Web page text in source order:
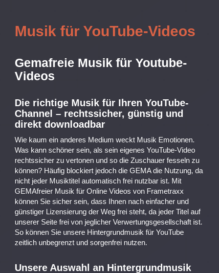
Musik für YouTube-Videos
Gemafreie Musik für Youtube-
Videos
Die richtige Musik für Ihren YouTube-
Channel – rechtssicher, günstig und
direkt downloadbar
Wie kaum ein anderes Medium weckt Musik Emotionen.
Was kann schöner sein, als sein eigenes YouTube-Video
rechtssicher zu vertonen und so die Zuschauer fesseln zu
können? Häufig blockiert jedoch die GEMA die Nutzung, da
nicht jeder Musiktitel automatisch frei nutzbar ist. Mit
GEMAfreier Musik für Online Videos von Frametraxx
können Sie sicher sein, dass Ihnen nach einfacher und
günstiger Lizensierung der Weg frei steht, da jeder Titel auf
unserer Seite frei von jeglicher Verwertungsgesellschaft ist.
So können Sie unsere Hintergrundmusik für YouTube
zeitlich unbegrenzt und sorgenfrei nutzen.
Unsere Auswahl an Hintergrundmusik